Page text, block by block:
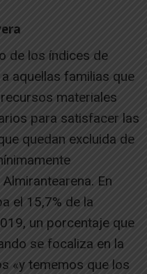
de los índices de
aquellas familias que
materiales
para satisfacer las
quedan excluida de
En
el 15,7% de la
un porcentaje que
se focaliza en la
«y tememos que los